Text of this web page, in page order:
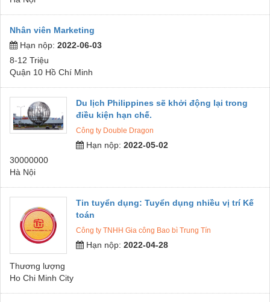
Nhân viên Marketing
Hạn nộp: 2022-06-03
8-12 Triệu
Quận 10 Hồ Chí Minh
Du lịch Philippines sẽ khởi động lại trong
điều kiện hạn chế.
Công ty Double Dragon
Hạn nộp: 2022-05-02
30000000
Hà Nội
Tin tuyển dụng: Tuyển dụng nhiều vị trí Kế
toán
Công ty TNHH Gia công Bao bì Trung Tín
Hạn nộp: 2022-04-28
Thương lượng
Ho Chi Minh City